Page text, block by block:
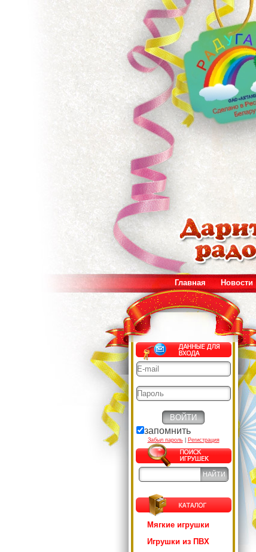
Главная Новости
запомнить
Забыл пароль| Регистрация
Мягкие игрушки
Игрушки из ПВХ